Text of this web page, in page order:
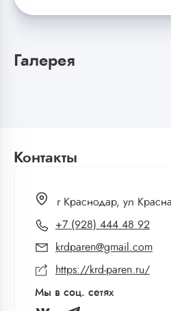
Галерея
Контакты
г Краснодар, ул
+7 (928) 444 48 92
krdparen@gmail.com
https://krd-paren.ru/
Мы в соц. сетях